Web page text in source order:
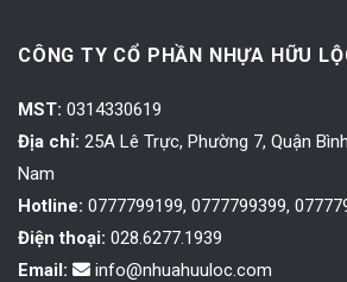
CÔNG TY CỔ PHẦN NHỰA HỮU
MST: 0314330619
Địa chỉ: 25A Lê Trực, Phường 7, Quận
Nam
Hotline: 0777799199, 0777799399,
Điện thoại: 028.6277.1939
Email:
info@nhuahuuloc.com